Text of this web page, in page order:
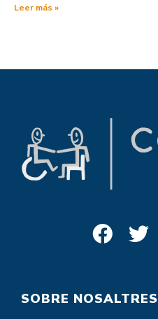
Leer más »
SOBRE NOSALTRES